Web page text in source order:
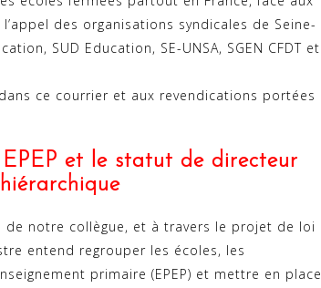
des organisations syndicales de Seine-
SUD Education, SE-UNSA, SGEN CFDT et
ce courrier et aux revendications portées
et le statut de directeur
notre collègue, et à travers le projet de loi
entend regrouper les écoles, les
primaire (EPEP) et mettre en place